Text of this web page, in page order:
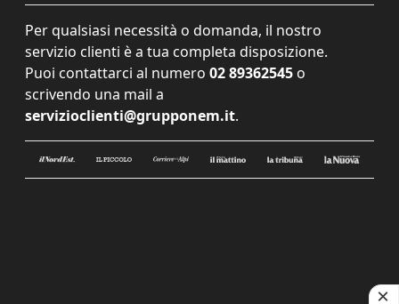
Per qualsiasi necessità o domanda, il nostro
servizio clienti è a tua completa disposizione.
Puoi contattarci al numero 02 89362545 o
scrivendo una mail a
servizioclienti@grupponem.it.